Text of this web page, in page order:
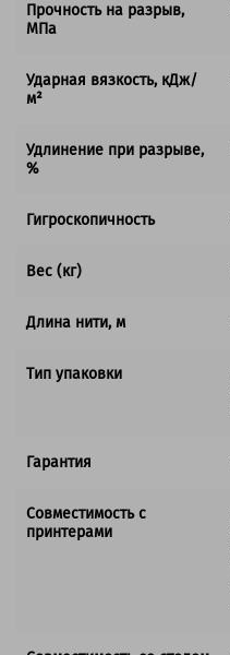
Прочность на разрыв,
МПа
Ударная вязкость, кДж/
м²
Удлинение при разрыве,
%
Гигроскопичность
Вес (кг)
Длина нити, м
Тип упаковки
Гарантия
Совместимость с
принтерами